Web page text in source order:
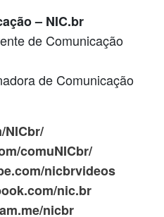
– NIC.br
de Comunicação
de Comunicação
NICbr/
comuNICbr/
nicbrvideos
nic.br
nicbr